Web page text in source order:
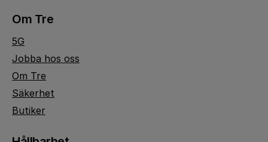
Om Tre
5G
Jobba hos oss
Om Tre
Säkerhet
Butiker